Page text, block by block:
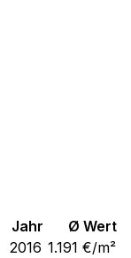
Jahr Ø Wert
2016 1.191 €/m²